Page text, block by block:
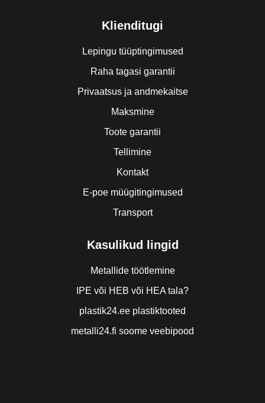
Klienditugi
Lepingu tüüptingimused
Raha tagasi garantii
Privaatsus ja andmekaitse
Maksmine
Toote garantii
Tellimine
Kontakt
E-poe müügitingimused
Transport
Kasulikud lingid
Metallide töötlemine
IPE või HEB või HEA tala?
plastik24.ee plastiktooted
metalli24.fi soome veebipood